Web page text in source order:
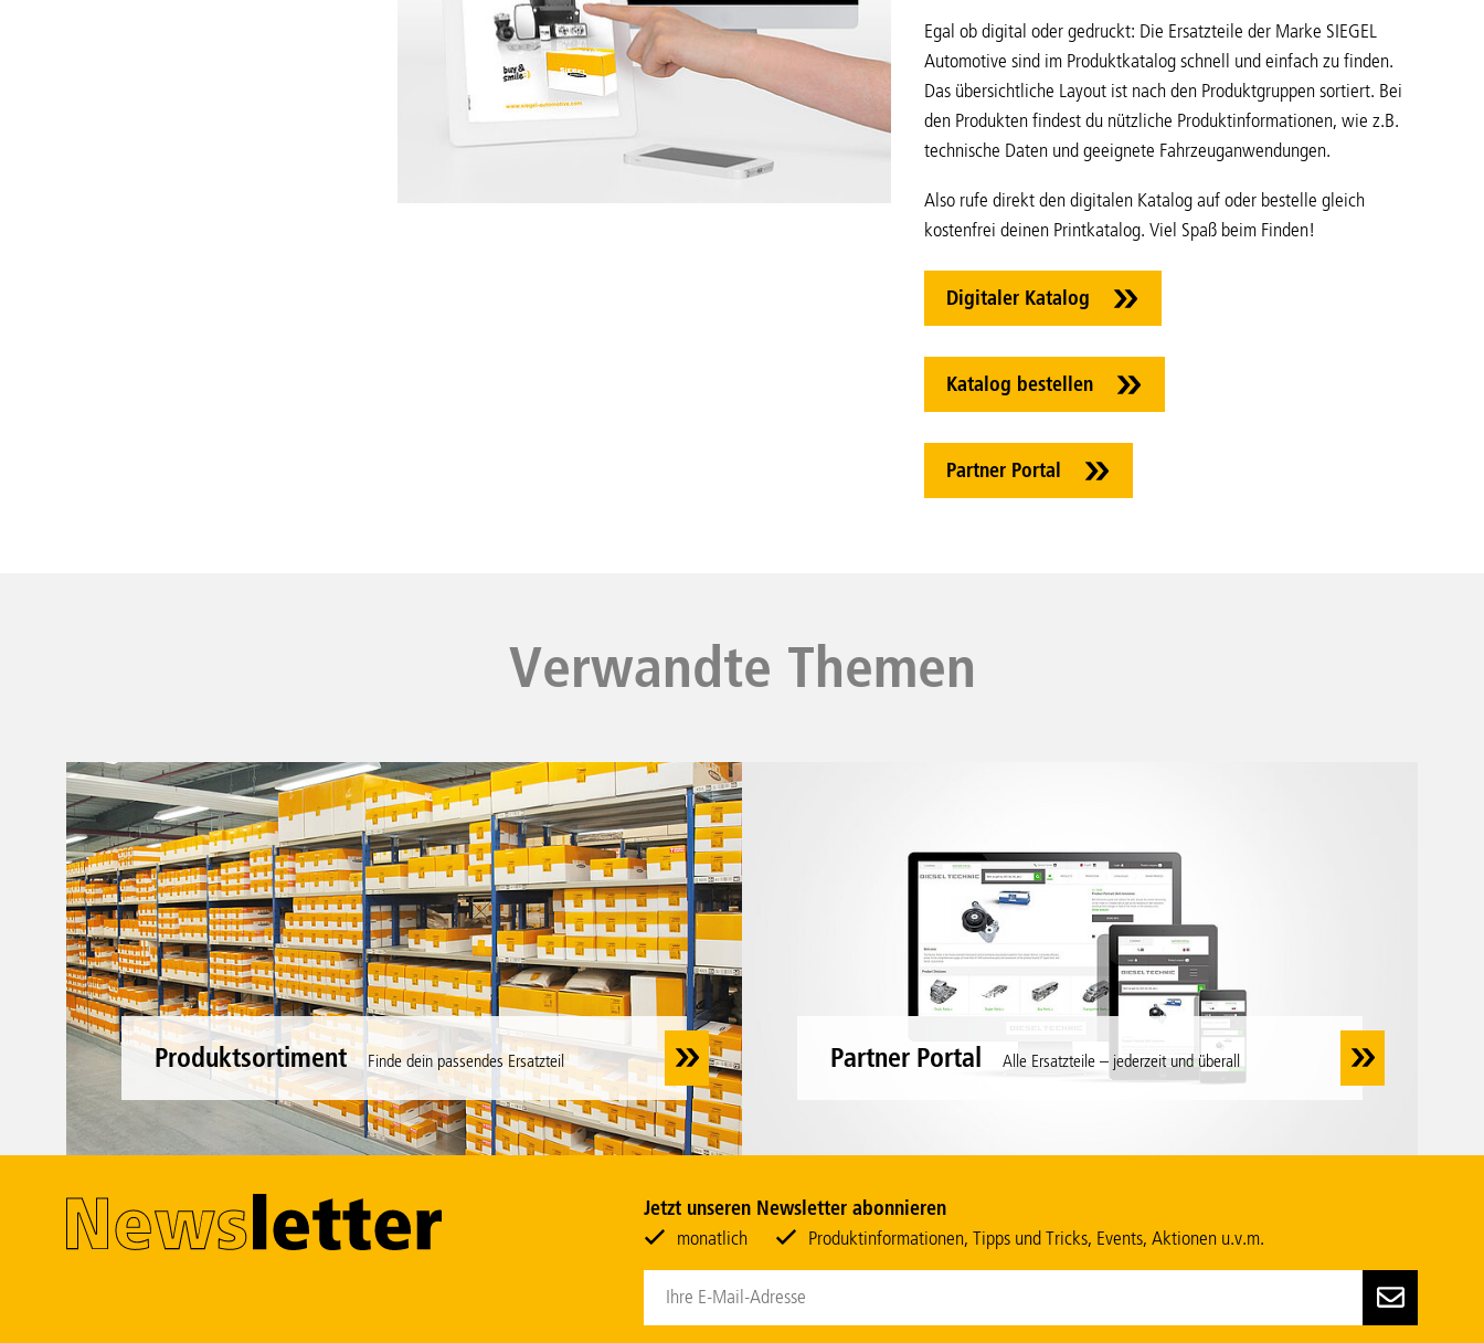
Egal ob digital oder gedruckt: Die Ersatzteile der Marke SIEGEL
Automotive sind im Produktkatalog schnell und einfach zu finden.
Das übersichtliche Layout ist nach den Produktgruppen sortiert. Bei
den Produkten findest du nützliche Produktinformationen, wie z.B.
technische Daten und geeignete Fahrzeuganwendungen.
Also rufe direkt den digitalen Katalog auf oder bestelle gleich
kostenfrei deinen Printkatalog. Viel Spaß beim Finden!
Digitaler Katalog
Katalog bestellen
Partner Portal
Verwandte Themen
Produktsortiment Finde dein passendes Ersatzteil Partner Portal Alle Ersatzteile – jederzeit und überall
Jetzt unseren Newsletter abonnieren
monatlich
Produktinformationen, Tipps und Tricks, Events, Aktionen u.v.m.